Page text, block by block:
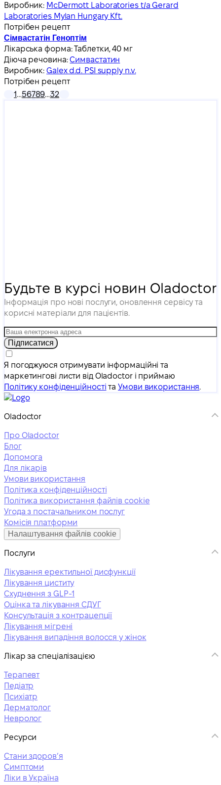
Виробник: McDermott Laboratories t/a Gerard
Laboratories Mylan Hungary Kft.
Потрібен рецепт
Сімвастатін Геноптім
Лікарська форма:Таблетки, 40 мг
Діюча речовина:Симвастатин
Виробник:Galex d.d. PSI supply n.v.
Потрібен рецепт
1…56789…32
Будьте в курсі новин Oladoctor
Інформація про нові послуги, оновлення сервісу та
корисні матеріали для пацієнтів.
Підписатися
Я погоджуюся отримувати інформаційні та
маркетингові листи від Oladoctor і приймаю
Політику конфіденційності таУмови використання.
Oladoctor
Про Oladoctor
Блог
Допомога
Для лікарів
Умови використання
Політика конфіденційності
Політика використання файлів cookie
Угода з постачальником послуг
Комісія платформи
Налаштування файлів cookie
Послуги
Лікування еректильної дисфункції
Лікування циститу
Схуднення з GLP-1
Оцінка та лікування СДУГ
Консультація з контрацепції
Лікування мігрені
Лікування випадіння волосся у жінок
Лікар за спеціалізацією
Терапевт
Педіатр
Психіатр
Дерматолог
Невролог
Ресурси
Стани здоровʼя
Симптоми
Ліки в Україна